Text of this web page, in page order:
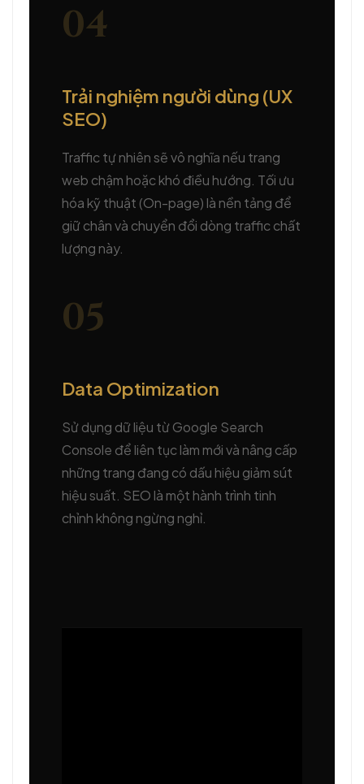
04
Trải nghiệm người dùng (UX
SEO)
Traffic tự nhiên sẽ vô nghĩa nếu trang
web chậm hoặc khó điều hướng. Tối ưu
hóa kỹ thuật (On-page) là nền tảng để
giữ chân và chuyển đổi dòng traffic chất
lượng này.
05
Data Optimization
Sử dụng dữ liệu từ Google Search
Console để liên tục làm mới và nâng cấp
những trang đang có dấu hiệu giảm sút
hiệu suất. SEO là một hành trình tinh
chỉnh không ngừng nghỉ.